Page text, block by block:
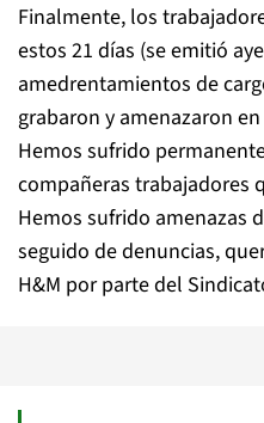
Finalmente, los
estos 21 días (se emitió
amedrentamientos de
grabaron y amenazaron
Hemos sufrido
compañeras trabajadores
Hemos sufrido amenazas
seguido de denuncias,
H&M por parte del